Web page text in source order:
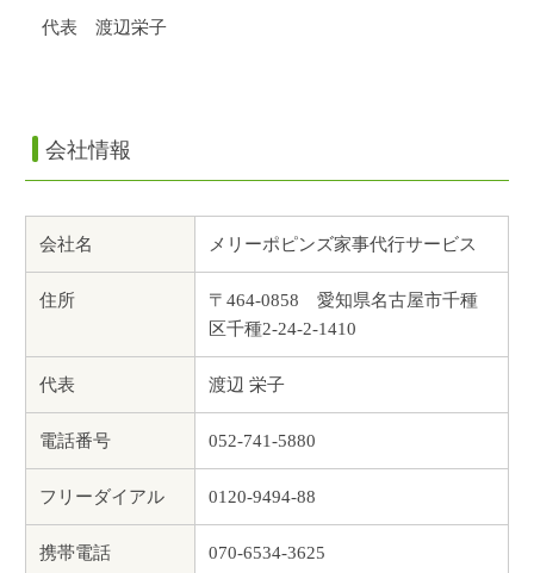
代表 渡辺栄子
会社情報
会社名 メリーポピンズ家事代行サービス
住所
〒464-0858 愛知県名古屋市千種
区千種2-24-2-1410
代表 渡辺 栄子
電話番号 052-741-5880
フリーダイアル 0120-9494-88
携帯電話 070-6534-3625